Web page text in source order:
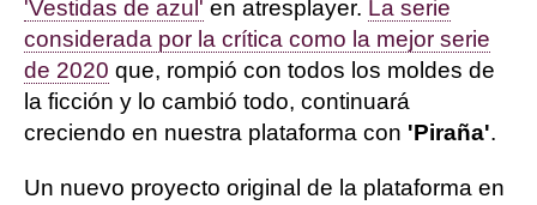
'Vestidas de azul' en atresplayer. La serie
considerada por la crítica como la mejor serie
de 2020 que, rompió con todos los moldes de
la ficción y lo cambió todo, continuará
creciendo en nuestra plataforma con 'Piraña'.
Un nuevo proyecto original de la plataforma en